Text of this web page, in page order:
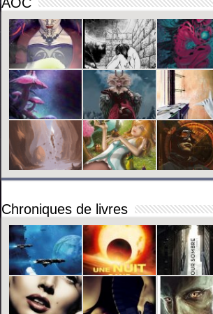
Chroniques de livres